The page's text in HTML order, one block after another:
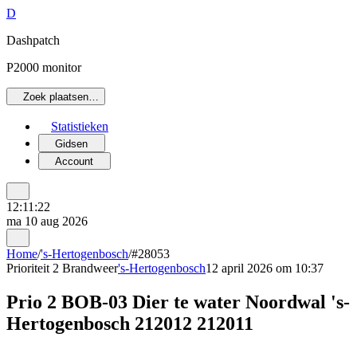
D
Dashpatch
P2000 monitor
Zoek plaatsen…
Statistieken
Gidsen
Account
12:11:22
ma 10 aug 2026
Home/'s-Hertogenbosch/#28053
Prioriteit 2 Brandweer's-Hertogenbosch12 april 2026 om 10:37
Prio 2 BOB-03 Dier te water Noordwal 's-
Hertogenbosch 212012 212011